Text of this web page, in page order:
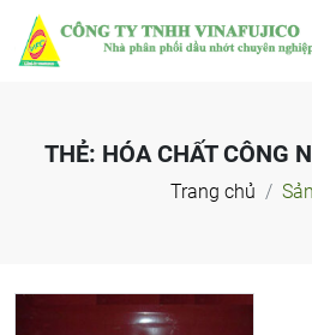
THẺ: HÓA CHẤT CÔNG
Trang chủ